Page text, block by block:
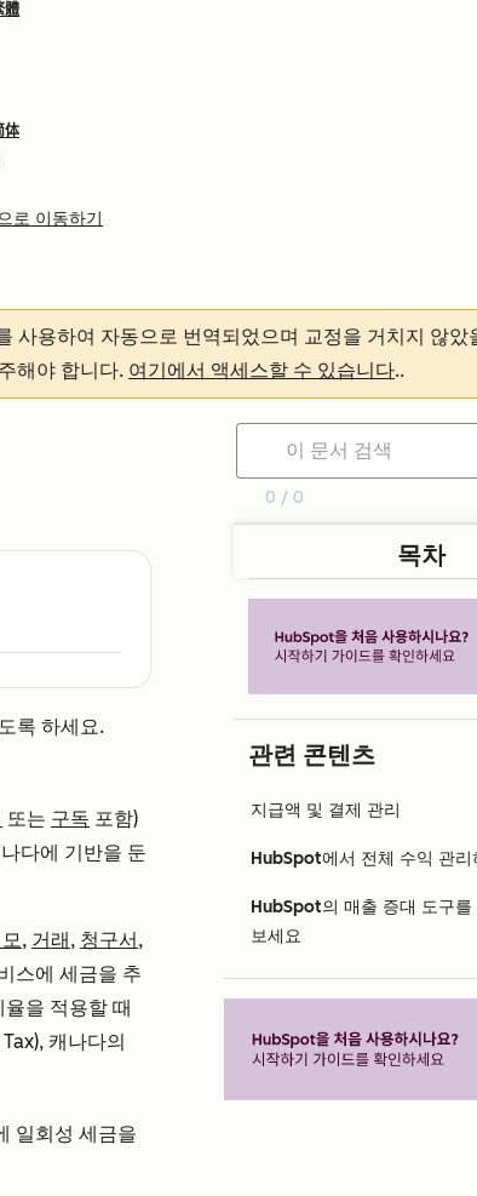
體
体
로 이동하기
사용하여 자동으로 번역되었으며 교정을 거치지 않았
해야 합니다. 여기에서 액세스할 수 있습니다..
록 하세요.
또는 구독 포함)
다에 기반을 둔
, 거래, 청구서,
스에 세금을 추
을 적용할 때
캐나다의
일회성 세금을
0 / 0
목차
관련 콘텐츠
지급액 및 결제 관리
HubSpot에서 전체 수익 관리
HubSpot의 매출 증대 도구를
보세요